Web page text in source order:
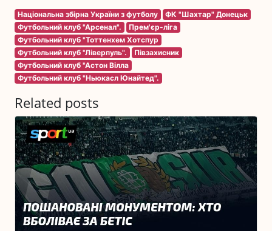
Національна збірна України з футболу
ФК "Шахтар" Донецьк
Футбольний клуб "Арсенал".
Прем'єр-ліга
Футбольний клуб "Тоттенхем Хотспур
Футбольний клуб "Ліверпуль".
Півзахисник
Футбольний клуб "Астон Вілла
Футбольний клуб "Ньюкасл Юнайтед".
Related posts